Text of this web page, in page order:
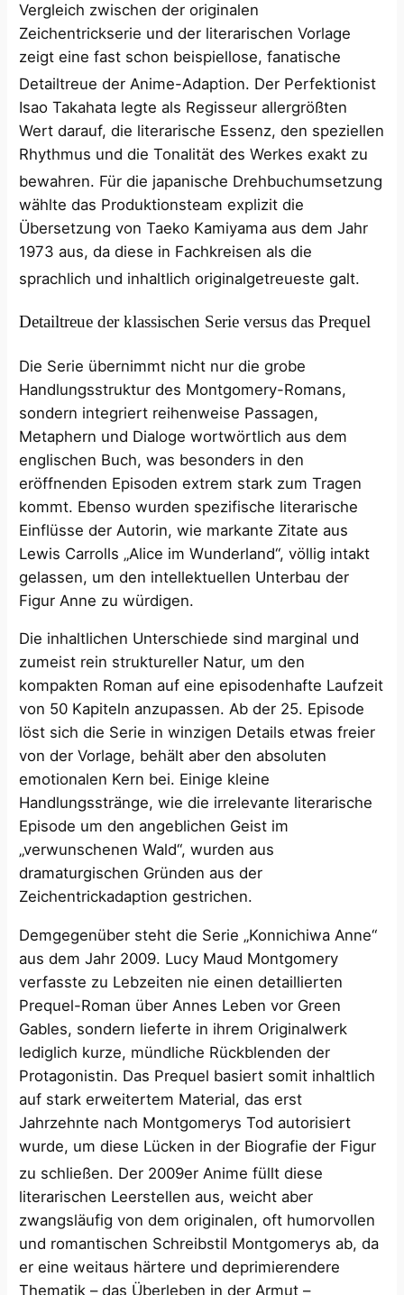
Vergleich zwischen der originalen
Zeichentrickserie und der literarischen Vorlage
zeigt eine fast schon beispiellose, fanatische
Detailtreue der Anime-Adaption. Der Perfektionist
Isao Takahata legte als Regisseur allergrößten
Wert darauf, die literarische Essenz, den speziellen
Rhythmus und die Tonalität des Werkes exakt zu
bewahren. Für die japanische Drehbuchumsetzung
wählte das Produktionsteam explizit die
Übersetzung von Taeko Kamiyama aus dem Jahr
1973 aus, da diese in Fachkreisen als die
sprachlich und inhaltlich originalgetreueste galt.
Detailtreue der klassischen Serie versus das Prequel
Die Serie übernimmt nicht nur die grobe
Handlungsstruktur des Montgomery-Romans,
sondern integriert reihenweise Passagen,
Metaphern und Dialoge wortwörtlich aus dem
englischen Buch, was besonders in den
eröffnenden Episoden extrem stark zum Tragen
kommt. Ebenso wurden spezifische literarische
Einflüsse der Autorin, wie markante Zitate aus
Lewis Carrolls „Alice im Wunderland“, völlig intakt
gelassen, um den intellektuellen Unterbau der
Figur Anne zu würdigen.
Die inhaltlichen Unterschiede sind marginal und
zumeist rein struktureller Natur, um den
kompakten Roman auf eine episodenhafte Laufzeit
von 50 Kapiteln anzupassen. Ab der 25. Episode
löst sich die Serie in winzigen Details etwas freier
von der Vorlage, behält aber den absoluten
emotionalen Kern bei. Einige kleine
Handlungsstränge, wie die irrelevante literarische
Episode um den angeblichen Geist im
„verwunschenen Wald“, wurden aus
dramaturgischen Gründen aus der
Zeichentrickadaption gestrichen.
Demgegenüber steht die Serie „Konnichiwa Anne“
aus dem Jahr 2009. Lucy Maud Montgomery
verfasste zu Lebzeiten nie einen detaillierten
Prequel-Roman über Annes Leben vor Green
Gables, sondern lieferte in ihrem Originalwerk
lediglich kurze, mündliche Rückblenden der
Protagonistin. Das Prequel basiert somit inhaltlich
auf stark erweitertem Material, das erst
Jahrzehnte nach Montgomerys Tod autorisiert
wurde, um diese Lücken in der Biografie der Figur
zu schließen. Der 2009er Anime füllt diese
literarischen Leerstellen aus, weicht aber
zwangsläufig von dem originalen, oft humorvollen
und romantischen Schreibstil Montgomerys ab, da
er eine weitaus härtere und deprimierendere
Thematik – das Überleben in der Armut –